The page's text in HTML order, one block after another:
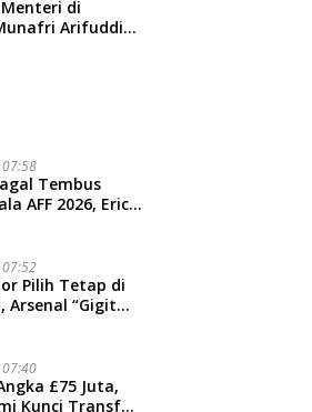
di
Arifuddin
07:58
Tembus
AFF 2026, Erick
07:52
Pilih Tetap di
Arsenal “Gigit
07:40
£75 Juta,
Kunci Transfer